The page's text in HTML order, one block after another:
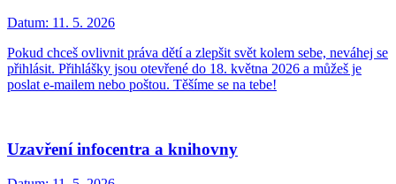
Datum: 11. 5. 2026
Pokud chceš ovlivnit práva dětí a zlepšit svět kolem sebe, neváhej se
přihlásit. Přihlášky jsou otevřené do 18. května 2026 a můžeš je
poslat e-mailem nebo poštou. Těšíme se na tebe!
Uzavření infocentra a knihovny